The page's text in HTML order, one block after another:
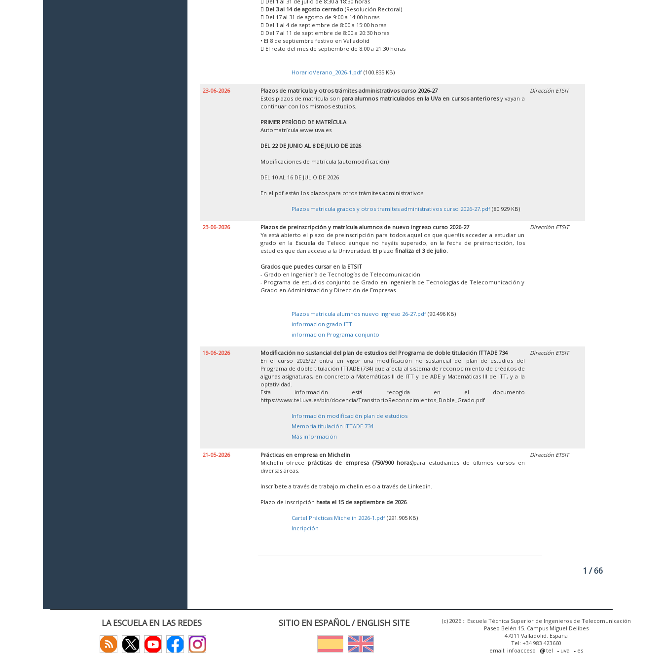
 Del 3 al 14 de agosto cerrado(Resolución Rectoral)
 Del 17 al 31 de agosto de 9:00 a 14:00 horas
 Del 1 al 4 de septiembre de 8:00 a 15:00 horas
 Del 7 al 11 de septiembre de 8:00 a 20:30 horas
• El 8 de septiembre festivo en Valladolid
 El resto del mes de septiembre de 8:00 a 21:30 horas
HorarioVerano_2026-1.pdf(100.835 KB)
23-06-2026
Plazos de matrícula y otros trámites administrativos curso 2026-27
Estos plazos de matrícula son para alumnos matriculados en la UVa en cursos anterioresy vayan a
continuar con los mismos estudios.
PRIMER PERÍODO DE MATRÍCULA
Automatrícula www.uva.es
DEL 22 DE JUNIO AL 8 DE JULIO DE 2026
Modificaciones de matrícula (automodificación)
DEL 10 AL 16 DE JULIO DE 2026
En el pdf están los plazos para otros trámites administrativos.
Plazos matricula grados y otros tramites administrativos curso 2026-27.pdf(80.929 KB)
Dirección ETSIT
23-06-2026
Plazos de preinscripción y matrícula alumnos de nuevo ingreso curso 2026-27
Ya está abierto el plazo de preinscripción para todos aquellos que queráis acceder a estudiar un
grado en la Escuela de Teleco aunque no hayáis superado, en la fecha de preinscripción, los
estudios que dan acceso a la Universidad. El plazo finaliza el 3 de julio.
Grados que puedes cursar en la ETSIT
- Grado en Ingeniería de Tecnologías de Telecomunicación
- Programa de estudios conjunto de Grado en Ingeniería de Tecnologías de Telecomunicación y
Grado en Administración y Dirección de Empresas
Plazos matricula alumnos nuevo ingreso 26-27.pdf(90.496 KB)
informacion grado ITT
informacion Programa conjunto
Dirección ETSIT
19-06-2026
Modificación no sustancial del plan de estudios del Programa de doble titulación ITTADE 734
En el curso 2026/27 entra en vigor una modificación no sustancial del plan de estudios del
Programa de doble titulación ITTADE (734) que afecta al sistema de reconocimiento de créditos de
algunas asignaturas, en concreto a Matemáticas II de ITT y de ADE y Matemáticas III de ITT, y a la
optatividad.
Esta información está recogida en el documento
https://www.tel.uva.es/bin/docencia/TransitorioReconocimientos_Doble_Grado.pdf
Información modificación plan de estudios
Memoria titulación ITTADE 734
Más información
Dirección ETSIT
21-05-2026
Prácticas en empresa en Michelin
Michelín ofrece prácticas de empresa (750/900 horas)para estudiantes de últimos cursos en
diversas áreas.
Inscríbete a través de trabajo.michelin.es o a través de Linkedin.
Plazo de inscripción hasta el 15 de septiembre de 2026.
Cartel Prácticas Michelin 2026-1.pdf(291.905 KB)
Incripción
Dirección ETSIT
1 / 66
LA ESCUELA EN LAS REDES SITIO EN ESPAÑOL / ENGLISH SITE
(c) 2026 :: Escuela Técnica Superior de Ingenieros de Telecomunicación
Paseo Belén 15. Campus Miguel Delibes
47011 Valladolid, España
Tel: +34 983 423660
email: infoacceso
tel uva es